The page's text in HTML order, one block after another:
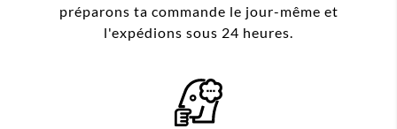
préparons ta commande le jour-même et
l'expédions sous 24 heures.